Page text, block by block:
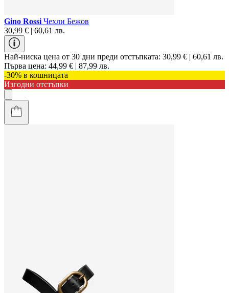
Gino Rossi Чехли Бежов
30,99 € | 60,61 лв.
Най-ниска цена от 30 дни преди отстъпката: 30,99 € | 60,61 лв.
Първа цена: 44,99 € | 87,99 лв.
-30% в кошницата
Изгодни отстъпки